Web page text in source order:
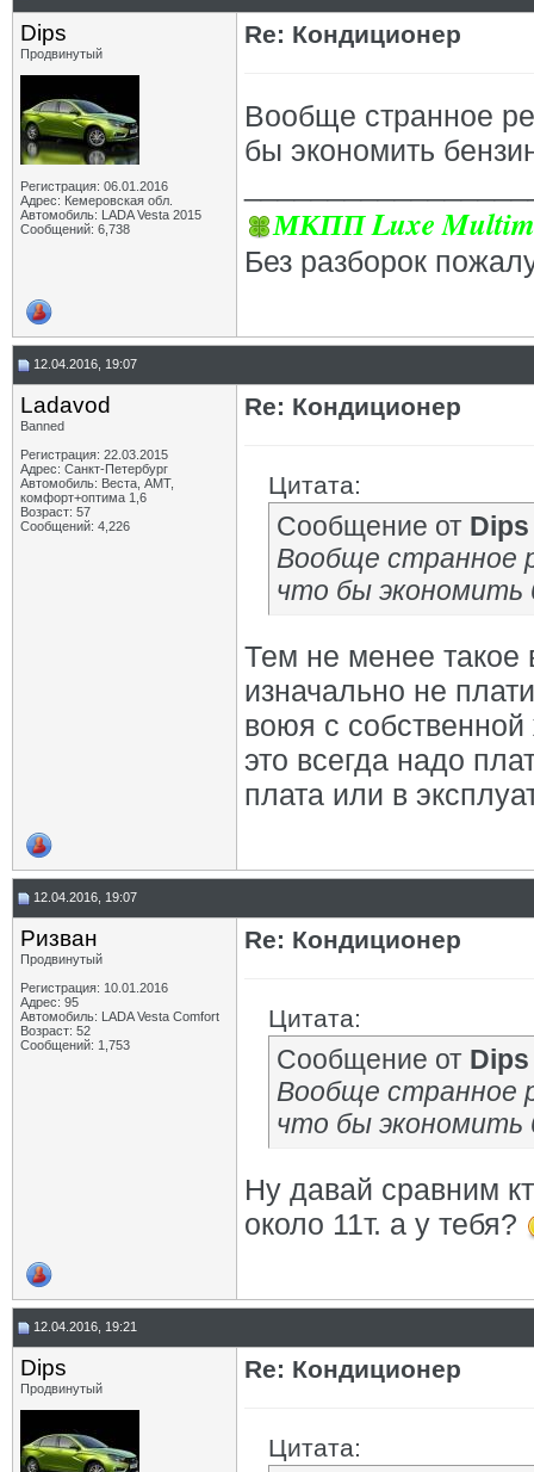
Dips
Продвинутый
Регистрация: 06.01.2016
Адрес: Кемеровская обл.
Автомобиль: LADA Vesta 2015
Сообщений: 6,738
Re: Кондиционер
Вообще странное
бы экономить
МКПП Luxe
Без разборок
12.04.2016, 19:07
Ladavod
Banned
Регистрация: 22.03.2015
Адрес: Санкт-Петербург
Автомобиль: Веста, АМТ,
комфорт+оптима 1,6
Возраст: 57
Сообщений: 4,226
Re: Кондиционер
Цитата:
Сообщение от Dips
Вообще странное
что бы экономить
Тем не менее такое
изначально не
воюя с
это всегда надо
плата или в
12.04.2016, 19:07
Ризван
Продвинутый
Регистрация: 10.01.2016
Адрес: 95
Автомобиль: LADA Vesta Сomfort
Возраст: 52
Сообщений: 1,753
Re: Кондиционер
Цитата:
Сообщение от Dips
Вообще странное
что бы экономить
Ну давай сравним
около 11т. а у тебя?
12.04.2016, 19:21
Dips
Продвинутый
Re: Кондиционер
Цитата: